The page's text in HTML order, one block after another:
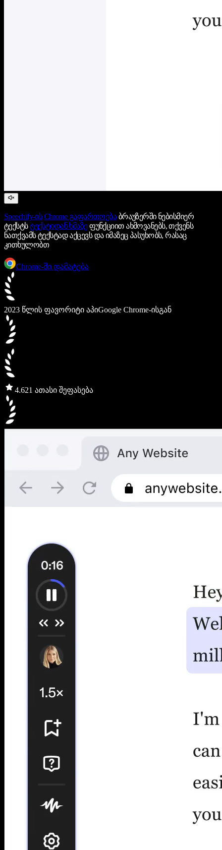
Speechify-ის Chrome გაფართოებაბრაუზერში ნებისმიერ
ტექსტსტექსტიდან ხმაზეფუნქციით ახმოვანებს, თქვენს
ნათქვამს ტექსტად აქცევს და იმაზეც პასუხობს, რასაც
კითხულობთ
Chrome-ში დამატება
2023 წლის ფავორიტი აპიGoogle Chrome-ისგან
4.621 ათასი შეფასება